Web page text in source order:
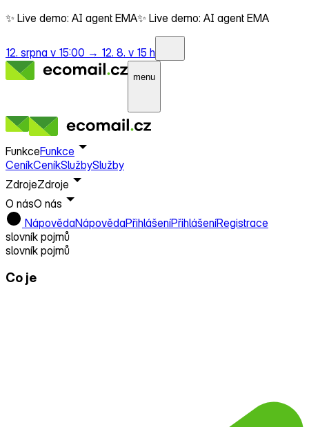
✨ Live demo: AI agent EMA✨ Live demo: AI agent EMA
12. srpna v 15:00 → 12. 8. v 15 h
menu
FunkceFunkce
CeníkCeníkSlužbySlužby
ZdrojeZdroje
O násO nás
NápovědaNápovědaPřihlášeníPřihlášeníRegistrace
slovník pojmů
slovník pojmů
Co je